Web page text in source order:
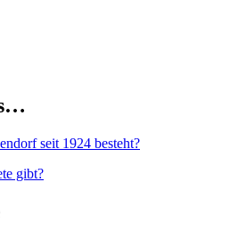
seit 1924 besteht?
gibt?